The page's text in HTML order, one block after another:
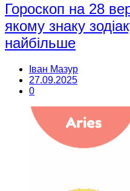
Гороскоп на 28
якому знаку
найбільше
Іван Мазур
27.09.2025
0